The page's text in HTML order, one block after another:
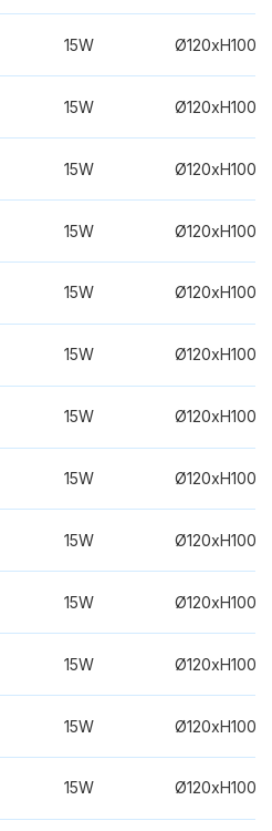
15W
15W
15W
15W
15W
15W
15W
15W
15W
15W
15W
15W
15W